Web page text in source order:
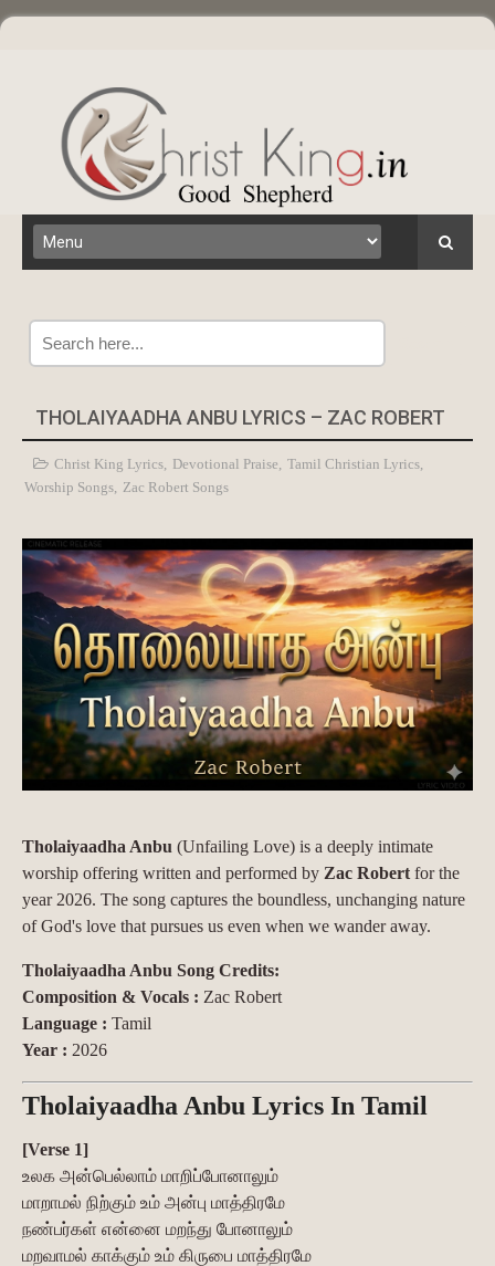
THOLAIYAADHA ANBU LYRICS – ZAC ROBERT
Christ King Lyrics, Devotional Praise, Tamil Christian Lyrics,
Worship Songs, Zac Robert Songs
Tholaiyaadha Anbu (Unfailing Love) is a deeply intimate
worship offering written and performed by Zac Robert for the
year 2026. The song captures the boundless, unchanging nature
of God's love that pursues us even when we wander away.
Tholaiyaadha Anbu Song Credits:
Composition & Vocals : Zac Robert
Language : Tamil
Year : 2026
Tholaiyaadha Anbu Lyrics In Tamil
[Verse 1]
உலக அன்பெல்லாம் மாறிப்போனாலும்
மாறாமல் நிற்கும் உம் அன்பு மாத்திரமே
நண்பர்கள் என்னை மறந்து போனாலும்
மறவாமல் காக்கும் உம் கிருபை மாத்திரமே